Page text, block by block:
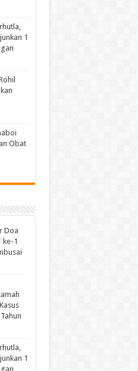
1
Obat
Doa
ke-1
1